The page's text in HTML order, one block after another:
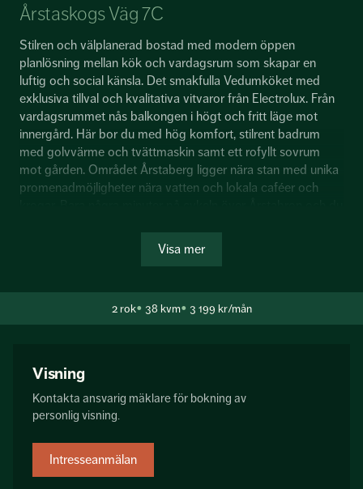
Årstaskogs Väg 7C
Stilren och välplanerad bostad med modern öppen
planlösning mellan kök och vardagsrum som skapar en
luftig och social känsla. Det smakfulla Vedumköket med
exklusiva tillval och kvalitativa vitvaror från Electrolux. Från
vardagsrummet nås balkongen i högt och fritt läge mot
innergård. Här bor du med hög komfort, stilrent badrum
med golvvärme och tvättmaskin samt ett rofyllt sovrum
mot gården. Området Årstaberg ligger nära stan med unika
promenadmöjligheter nära vatten och lokala caféer och
Liljeholmskajen förbi Sjövikstorgets alla restauranger och
Marieviks alla arbetsplatser finner du Liljeholmens
Visa mer
2rok 38 kvm 3 199 kr/mån
Visning
Kontakta ansvarig mäklare för bokning av
personlig visning.
Intresseanmälan